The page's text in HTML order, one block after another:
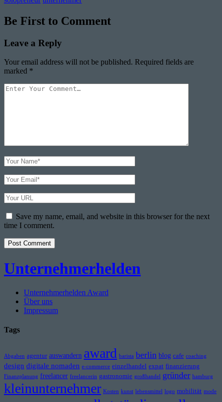
Be First to Comment
Leave a Reply
Your email address will not be published. Required fields are
marked *
Your
Your
Name
Your
Email
Your
Website
URLSave my name, email, and website in this browser for the next
time I comment.
Unternehmerhelden
Unternehmerhelden Award
Über uns
Impressum
Tags
Abgaben agentur auswandern award barista berlin blog cafe coaching
design digitale nomaden e-commerce einzelhandel expat finanzierung
Finanzplanung freelancer freelancerin gastronomie großhandel gründer hamburg
kleinunternehmer Kosten kunst lebensmittel logo mobilität mode